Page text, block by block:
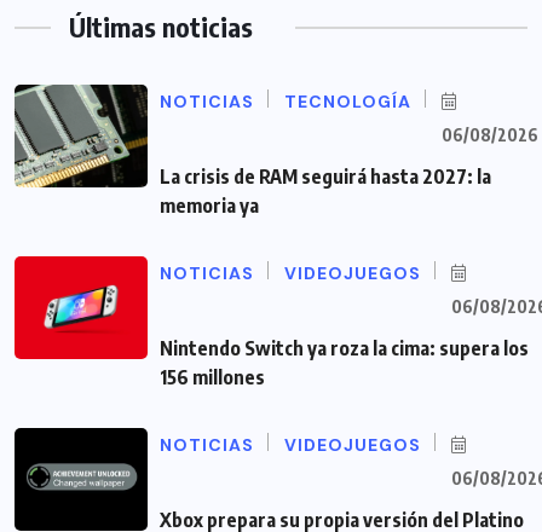
Últimas noticias
NOTICIAS TECNOLOGÍA
06/08/2026
La crisis de RAM seguirá hasta 2027: la
memoria ya
NOTICIAS VIDEOJUEGOS
06/08/
Nintendo Switch ya roza la cima: supera los
156 millones
NOTICIAS VIDEOJUEGOS
06/08/
Xbox prepara su propia versión del Platino